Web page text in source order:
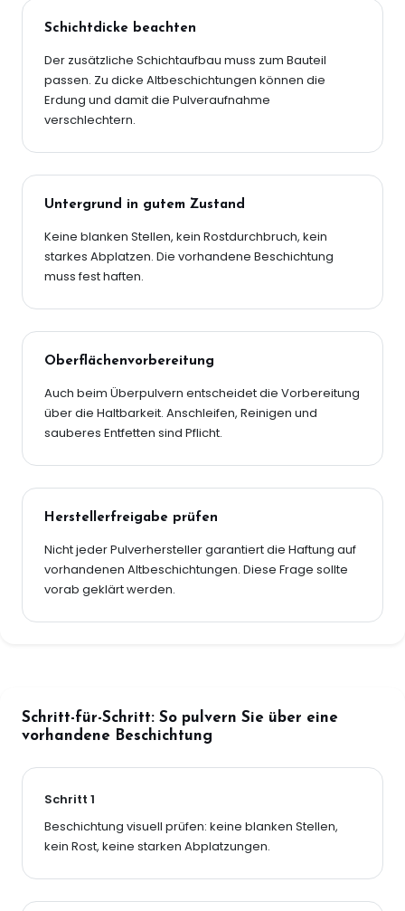
Schichtdicke beachten
Der zusätzliche Schichtaufbau muss zum Bauteil
passen. Zu dicke Altbeschichtungen können die
Erdung und damit die Pulveraufnahme
verschlechtern.
Untergrund in gutem Zustand
Keine blanken Stellen, kein Rostdurchbruch, kein
starkes Abplatzen. Die vorhandene Beschichtung
muss fest haften.
Oberflächenvorbereitung
Auch beim Überpulvern entscheidet die Vorbereitung
über die Haltbarkeit. Anschleifen, Reinigen und
sauberes Entfetten sind Pflicht.
Herstellerfreigabe prüfen
Nicht jeder Pulverhersteller garantiert die Haftung auf
vorhandenen Altbeschichtungen. Diese Frage sollte
vorab geklärt werden.
Schritt-für-Schritt: So pulvern Sie über eine
vorhandene Beschichtung
Schritt 1
Beschichtung visuell prüfen: keine blanken Stellen,
kein Rost, keine starken Abplatzungen.